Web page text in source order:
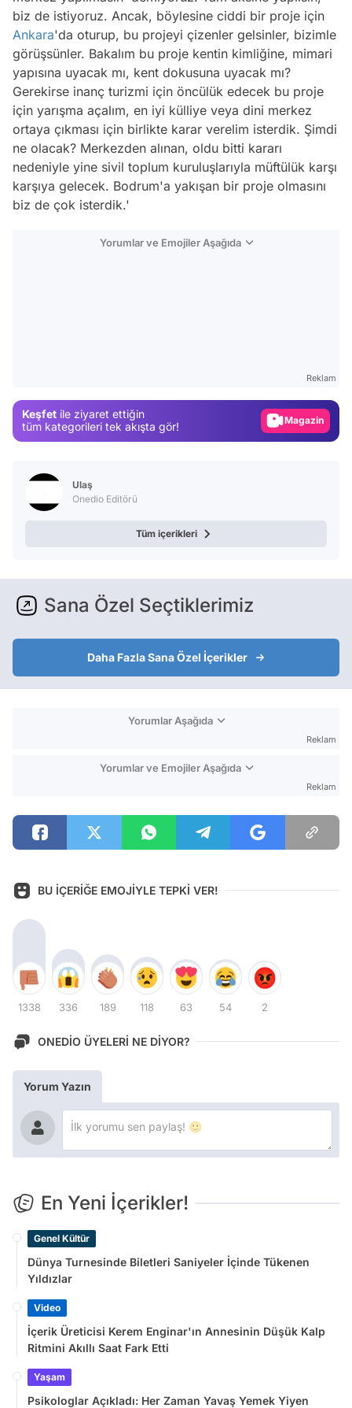
biz de istiyoruz. Ancak, böylesine ciddi bir proje için
Ankara'da oturup, bu projeyi çizenler gelsinler, bizimle
görüşsünler. Bakalım bu proje kentin kimliğine, mimari
yapısına uyacak mı, kent dokusuna uyacak mı?
Gerekirse inanç turizmi için öncülük edecek bu proje
için yarışma açalım, en iyi külliye veya dini merkez
ortaya çıkması için birlikte karar verelim isterdik. Şimdi
ne olacak? Merkezden alınan, oldu bitti kararı
nedeniyle yine sivil toplum kuruluşlarıyla müftülük karşı
karşıya gelecek. Bodrum'a yakışan bir proje olmasını
biz de çok isterdik.'
Yorumlar ve Emojiler Aşağıda
Reklam
Keşfet ile ziyaret ettiğin
tüm kategorileri tek akışta gör!
Magazin
Ulaş
Onedio Editörü
Tüm içerikleri
Sana Özel Seçtiklerimiz
Daha Fazla Sana Özel İçerikler
Yorumlar Aşağıda
Reklam
Yorumlar ve Emojiler Aşağıda
Reklam
BU İÇERİĞE EMOJİYLE TEPKİ VER!
1338 336 189 118 63 54 2
ONEDİO ÜYELERİ NE DİYOR?
Yorum Yazın
En Yeni İçerikler!
Genel Kültür
Dünya Turnesinde Biletleri Saniyeler İçinde Tükenen
Yıldızlar
Video
İçerik Üreticisi Kerem Enginar'ın Annesinin Düşük Kalp
Ritmini Akıllı Saat Fark Etti
Yaşam
Psikologlar Açıkladı: Her Zaman Yavaş Yemek Yiyen